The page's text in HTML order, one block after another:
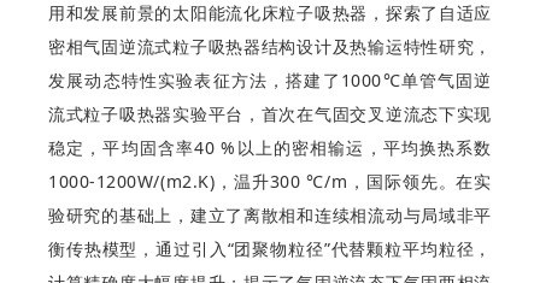
用和发展前景的太阳能流化床粒子吸热器，探索了自适应
密相气固逆流式粒子吸热器结构设计及热输运特性研究，
发展动态特性实验表征方法，搭建了1000℃单管气固逆
流式粒子吸热器实验平台，首次在气固交叉逆流态下实现
稳定，平均固含率40 %以上的密相输运，平均换热系数
1000-1200W/(m2.K)，温升300 ℃/m，国际领先。在实
验研究的基础上，建立了离散相和连续相流动与局域非平
衡传热模型，通过引入“团聚物粒径”代替颗粒平均粒径，